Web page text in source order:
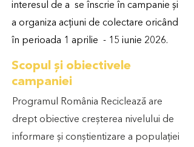
interesul de a se înscrie în campanie și
a organiza acțiuni de colectare oricând
în perioada 1 aprilie - 15 iunie 2026.
Scopul și obiectivele
campaniei
Programul România Reciclează are
drept obiective creșterea nivelului de
informare și conștientizare a populației